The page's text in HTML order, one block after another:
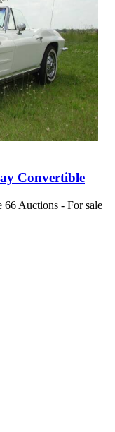
Convertible
66 Auctions - For sale